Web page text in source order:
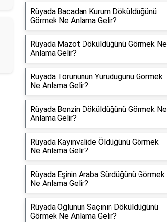
Rüyada Bacadan Kurum Döküldüğünü
Görmek Ne Anlama Gelir?
Rüyada Mazot Döküldüğünü Görmek Ne
Anlama Gelir?
Rüyada Torununun Yürüdüğünü Görmek
Ne Anlama Gelir?
Rüyada Benzin Döküldüğünü Görmek Ne
Anlama Gelir?
Rüyada Kayınvalide Öldüğünü Görmek
Ne Anlama Gelir?
Rüyada Eşinin Araba Sürdüğünü Görmek
Ne Anlama Gelir?
Rüyada Oğlunun Saçının Döküldüğünü
Görmek Ne Anlama Gelir?